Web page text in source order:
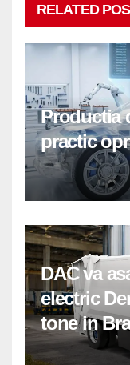
RELATED
Productia
practic
DAC va
electric
tone in